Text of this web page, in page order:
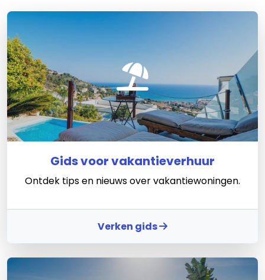
Gids voor vakantieverhuur
Ontdek tips en nieuws over vakantiewoningen.
Verken gids